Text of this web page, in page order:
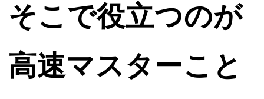
そこで役立つのが
高速マスターこと